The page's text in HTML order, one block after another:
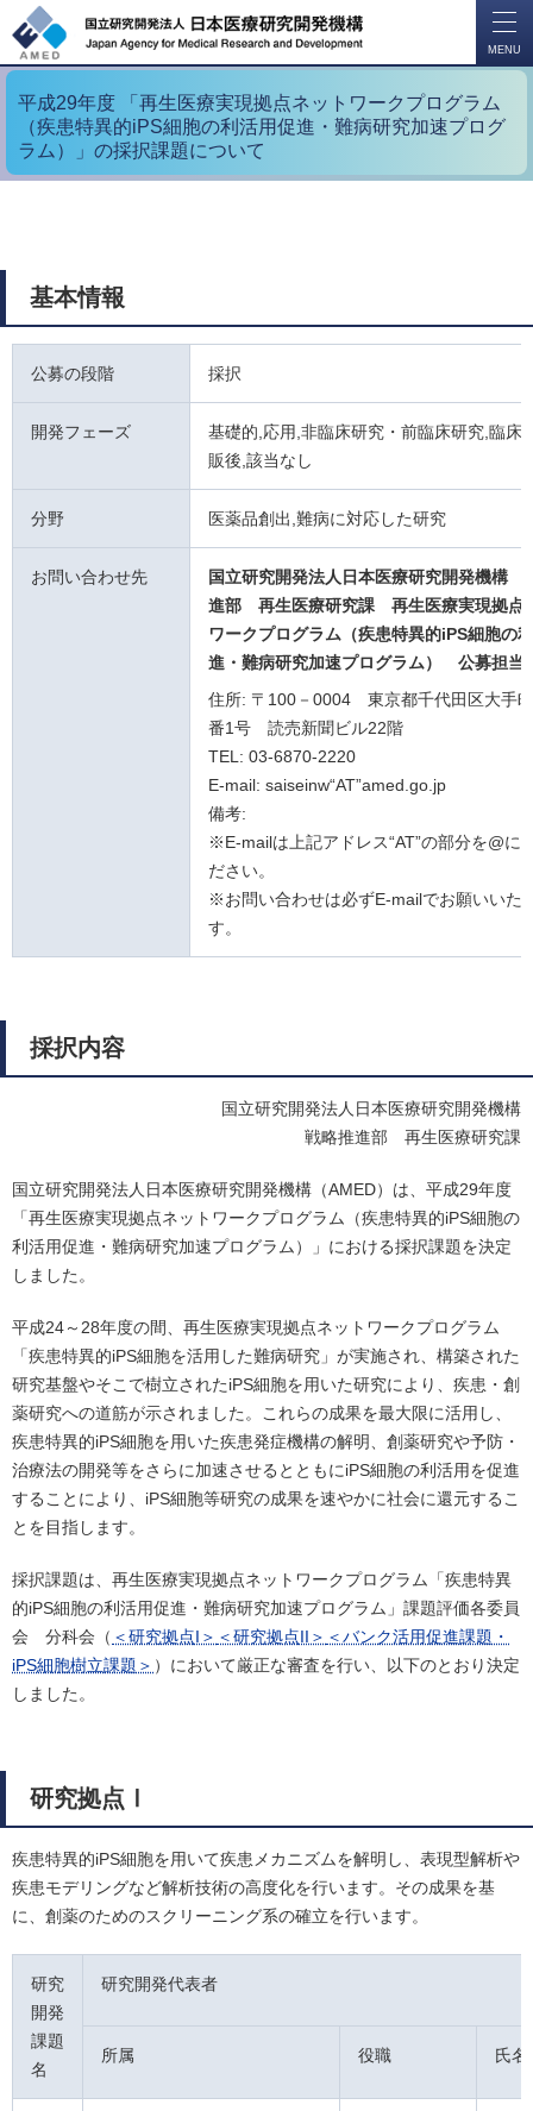
MENU
平成29年度 「再生医療実現拠点ネットワークプログラム
（疾患特異的iPS細胞の利活用促進・難病研究加速プログ
ラム）」の採択課題について
基本情報
公募の段階 採択
開発フェーズ
基礎的,応用,非臨床研究・前臨床研究,臨床
販後,該当なし
分野 医薬品創出,難病に対応した研究
お問い合わせ先
国立研究開発法人日本医療研究開発機構
進部 再生医療研究課
再生医療実現拠点
ワークプログラム（疾患特異的iPS細胞の
進・難病研究加速プログラム）
公募担当
住所: 〒100－0004 東京都千代田区大手
番1号 読売新聞ビル22階
TEL: 03-6870-2220
E-mail: saiseinw“AT”amed.go.jp
備考:
※E-mailは上記アドレス“AT”の部分を@に
ださい。
※お問い合わせは必ずE-mailでお願いいた
す。
採択内容
国立研究開発法人日本医療研究開発機構
戦略推進部 再生医療研究課
国立研究開発法人日本医療研究開発機構（AMED）は、平成29年度
「再生医療実現拠点ネットワークプログラム（疾患特異的iPS細胞の
利活用促進・難病研究加速プログラム）」における採択課題を決定
しました。
平成24～28年度の間、再生医療実現拠点ネットワークプログラム
「疾患特異的iPS細胞を活用した難病研究」が実施され、構築された
研究基盤やそこで樹立されたiPS細胞を用いた研究により、疾患・創
薬研究への道筋が示されました。これらの成果を最大限に活用し、
疾患特異的iPS細胞を用いた疾患発症機構の解明、創薬研究や予防・
治療法の開発等をさらに加速させるとともにiPS細胞の利活用を促進
することにより、iPS細胞等研究の成果を速やかに社会に還元するこ
とを目指します。
採択課題は、再生医療実現拠点ネットワークプログラム「疾患特異
的iPS細胞の利活用促進・難病研究加速プログラム」課題評価各委員
会 分科会（ ＜研究拠点I＞ ＜研究拠点II＞ ＜バンク活用促進課題・
iPS細胞樹立課題＞ ）において厳正な審査を行い、以下のとおり決定
しました。
研究拠点Ⅰ
疾患特異的iPS細胞を用いて疾患メカニズムを解明し、表現型解析や
疾患モデリングなど解析技術の高度化を行います。その成果を基
に、創薬のためのスクリーニング系の確立を行います。
研究
開発
課題
名
研究開発代表者
所属 役職 氏名